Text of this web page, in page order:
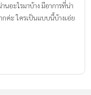
อะไรมาบ้าง มีอาการที่น่า
ค่ะ ใครเป็นแบบนี้บ้างเอ่ย